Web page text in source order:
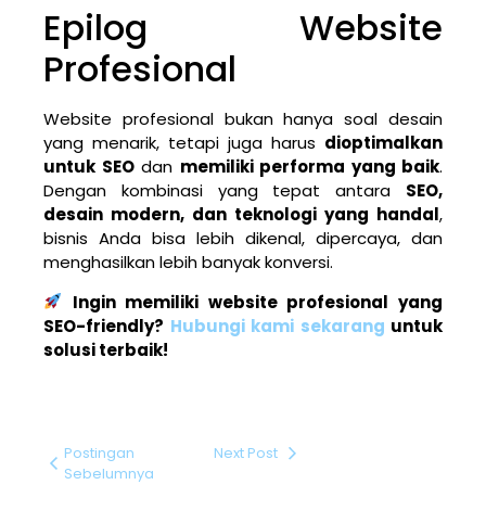
Epilog Website
Profesional
Website profesional bukan hanya soal desain
yang menarik, tetapi juga harus dioptimalkan
untuk SEOdan memiliki performa yang baik.
Dengan kombinasi yang tepat antara SEO,
desain modern, dan teknologi yang handal,
bisnis Anda bisa lebih dikenal, dipercaya, dan
menghasilkan lebih banyak konversi.
Ingin memiliki website profesional yang
SEO-friendly? Hubungi kami sekarang untuk
solusi terbaik!
Postingan
Sebelumnya
Next Post